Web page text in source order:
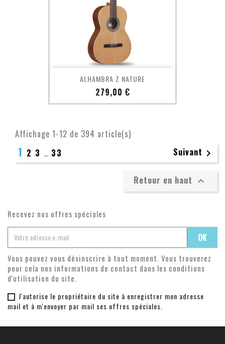
ALHAMBRA Z NATURE
Prix
279,00 €
Affichage 1-12 de 394 article(s)
1 2 3 … 33 Suivant 
Retour en haut 
Recevez nos offres spéciales
Vous pouvez vous désinscrire à tout moment. Vous trouverez
pour cela nos informations de contact dans les conditions
d'utilisation du site.
J'autorise le propriétaire du site à enregistrer mon adresse
mail et à m'envoyer par mail ses offres spéciales.